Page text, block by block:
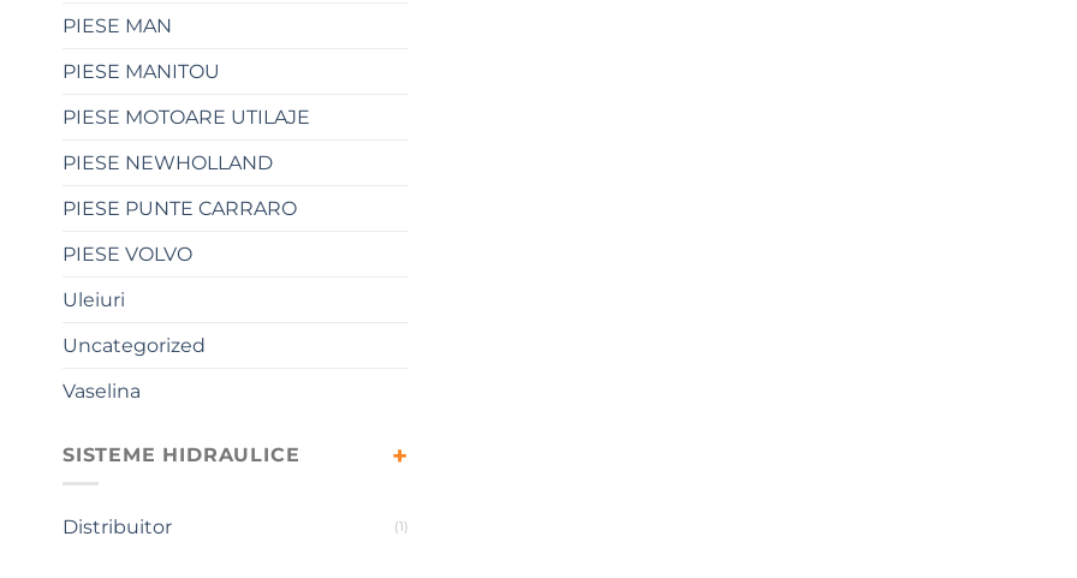
PIESE MAN
PIESE MANITOU
PIESE MOTOARE UTILAJE
PIESE NEWHOLLAND
PIESE PUNTE CARRARO
PIESE VOLVO
Uleiuri
Uncategorized
Vaselina
SISTEME HIDRAULICE
Distribuitor (1)